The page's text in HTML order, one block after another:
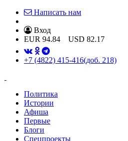
Написать нам
Вход
EUR 94.84 USD 82.17
+7 (4822) 415-416(доб. 218)
Политика
Истории
Афиша
Первые
Блоги
Спецпроекты